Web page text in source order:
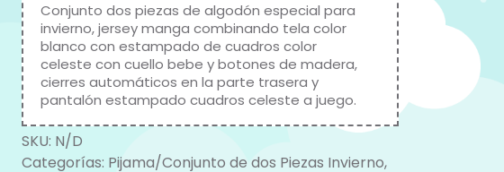
Conjunto dos piezas de algodón especial para
invierno, jersey manga combinando tela color
blanco con estampado de cuadros color
celeste con cuello bebe y botones de madera,
cierres automáticos en la parte trasera y
pantalón estampado cuadros celeste a juego.
SKU: N/D
Categorías: Pijama/Conjunto de dos Piezas Invierno,